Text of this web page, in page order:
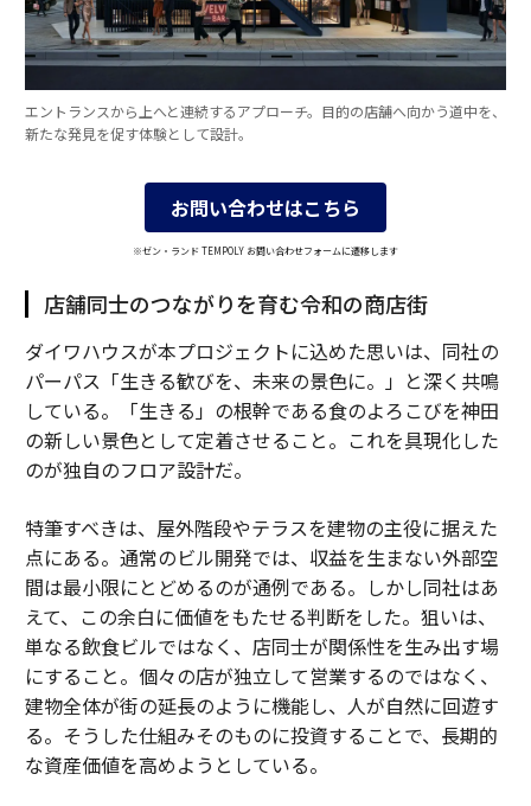
エントランスから上へと連続するアプローチ。目的の店舗へ向かう道中を、
新たな発見を促す体験として設計。
お問い合わせはこちら
※ゼン・ランド TEMPOLY お問い合わせフォームに遷移します
店舗同士のつながりを育む令和の商店街
ダイワハウスが本プロジェクトに込めた思いは、同社の
パーパス「生きる歓びを、未来の景色に。」と深く共鳴
している。「生きる」の根幹である食のよろこびを神田
の新しい景色として定着させること。これを具現化した
のが独自のフロア設計だ。
特筆すべきは、屋外階段やテラスを建物の主役に据えた
点にある。通常のビル開発では、収益を生まない外部空
間は最小限にとどめるのが通例である。しかし同社はあ
えて、この余白に価値をもたせる判断をした。狙いは、
単なる飲食ビルではなく、店同士が関係性を生み出す場
にすること。個々の店が独立して営業するのではなく、
建物全体が街の延長のように機能し、人が自然に回遊す
る。そうした仕組みそのものに投資することで、長期的
な資産価値を高めようとしている。